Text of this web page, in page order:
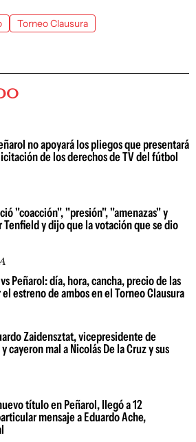
Torneo Clausura
no apoyará los pliegos que presentará
de los derechos de TV del fútbol
"coacción", "presión", "amenazas" y
y dijo que la votación que se dio
Peñarol: día, hora, cancha, precio de las
estreno de ambos en el Torneo Clausura
Zaidensztat, vicepresidente de
cayeron mal a Nicolás De la Cruz y sus
título en Peñarol, llegó a 12
mensaje a Eduardo Ache,